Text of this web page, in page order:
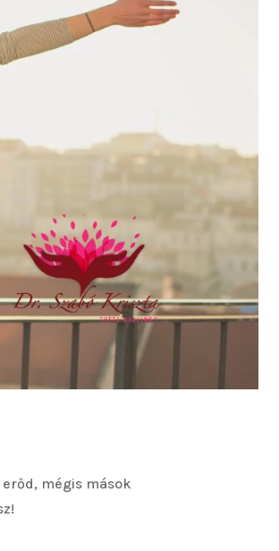
mégis mások